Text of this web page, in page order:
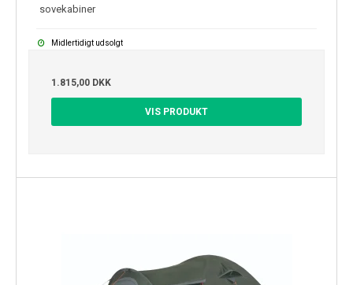
sovekabiner
Midlertidigt udsolgt
1.815,00 DKK
VIS PRODUKT